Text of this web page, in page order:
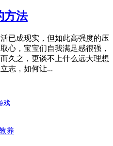
方法
已成现实，但如此高强度的压
心，宝宝们自我满足感很强，
久之，更谈不上什么远大理想
志，如何让...
戏
养